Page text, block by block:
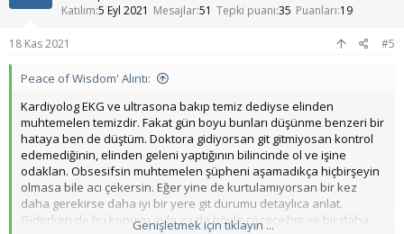
Katılım 5 Eyl 2021 Mesajlar51 Tepki puanı 35 Puanları 19
18 Kas 2021 #5
Peace of Wisdom' Alıntı:
Kardiyolog EKG ve ultrasona bakıp temiz dediyse elinden
muhtemelen temizdir. Fakat gün boyu bunları düşünme benzeri bir
hataya ben de düştüm. Doktora gidiyorsan git gitmiyosan kontrol
edemediğinin, elinden geleni yaptığının bilincinde ol ve işine
odaklan. Obsesifsin muhtemelen şüpheni aşamadıkça hiçbirşeyin
olmasa bile acı çekersin. Eğer yine de kurtulamıyorsan bir kez
daha gerekirse daha iyi bir yere git durumu detaylıca anlat.
Giderken de bu konuyu öyle ya da böyle çözeceğim ve bir daha
Genişletmek için tıklayın ...